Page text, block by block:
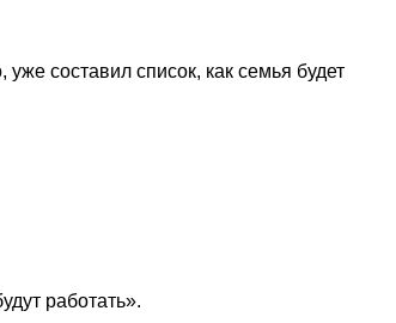
составил список, как семья будет
работать».